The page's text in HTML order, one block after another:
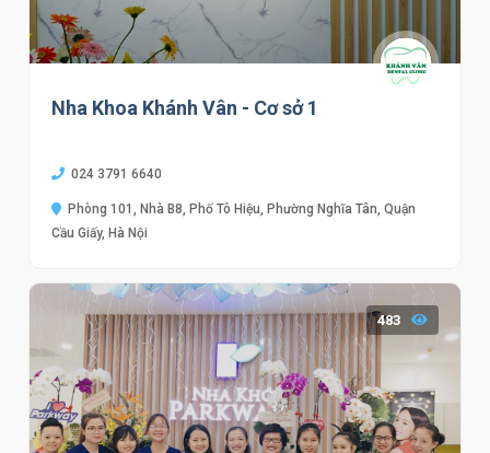
Nha Khoa Khánh Vân - Cơ sở 1
024 3791 6640
Phòng 101, Nhà B8, Phố Tô Hiệu, Phường Nghĩa Tân, Quận
Cầu Giấy, Hà Nội
483